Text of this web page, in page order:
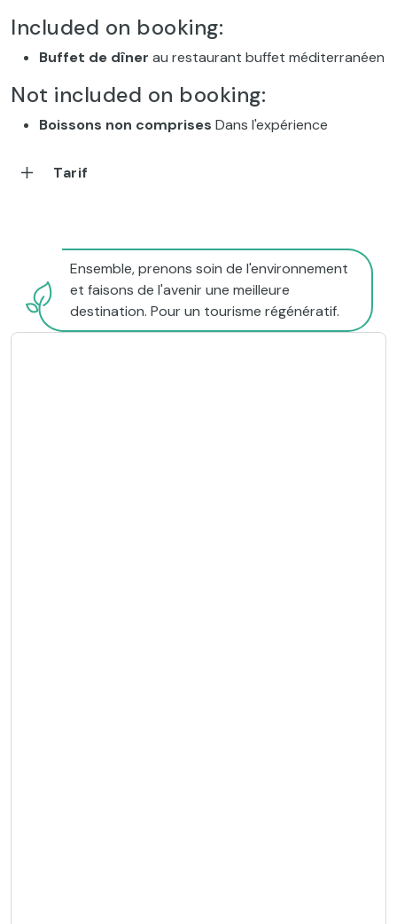
Included on booking:
Buffet de dîner au restaurant buffet méditerranéen
Not included on booking:
Boissons non comprises Dans l'expérience
Tarif
Ensemble, prenons soin de l'environnement
et faisons de l'avenir une meilleure
destination. Pour un tourisme régénératif.